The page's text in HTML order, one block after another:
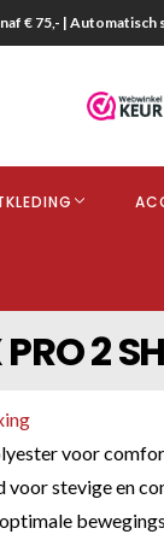
€ 75,- |
2
voor
voor stevige en